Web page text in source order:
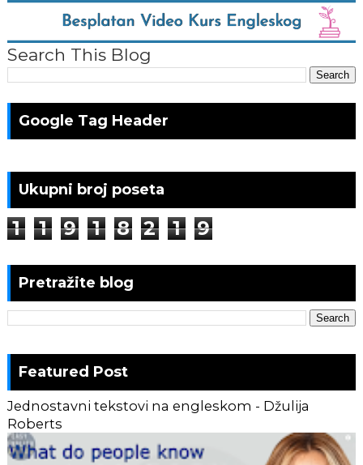
Search This Blog
Google Tag Header
Ukupni broj poseta
1 1 9 1 8 2 1 9
Pretražite blog
Featured Post
Jednostavni tekstovi na engleskom - Džulija
Roberts